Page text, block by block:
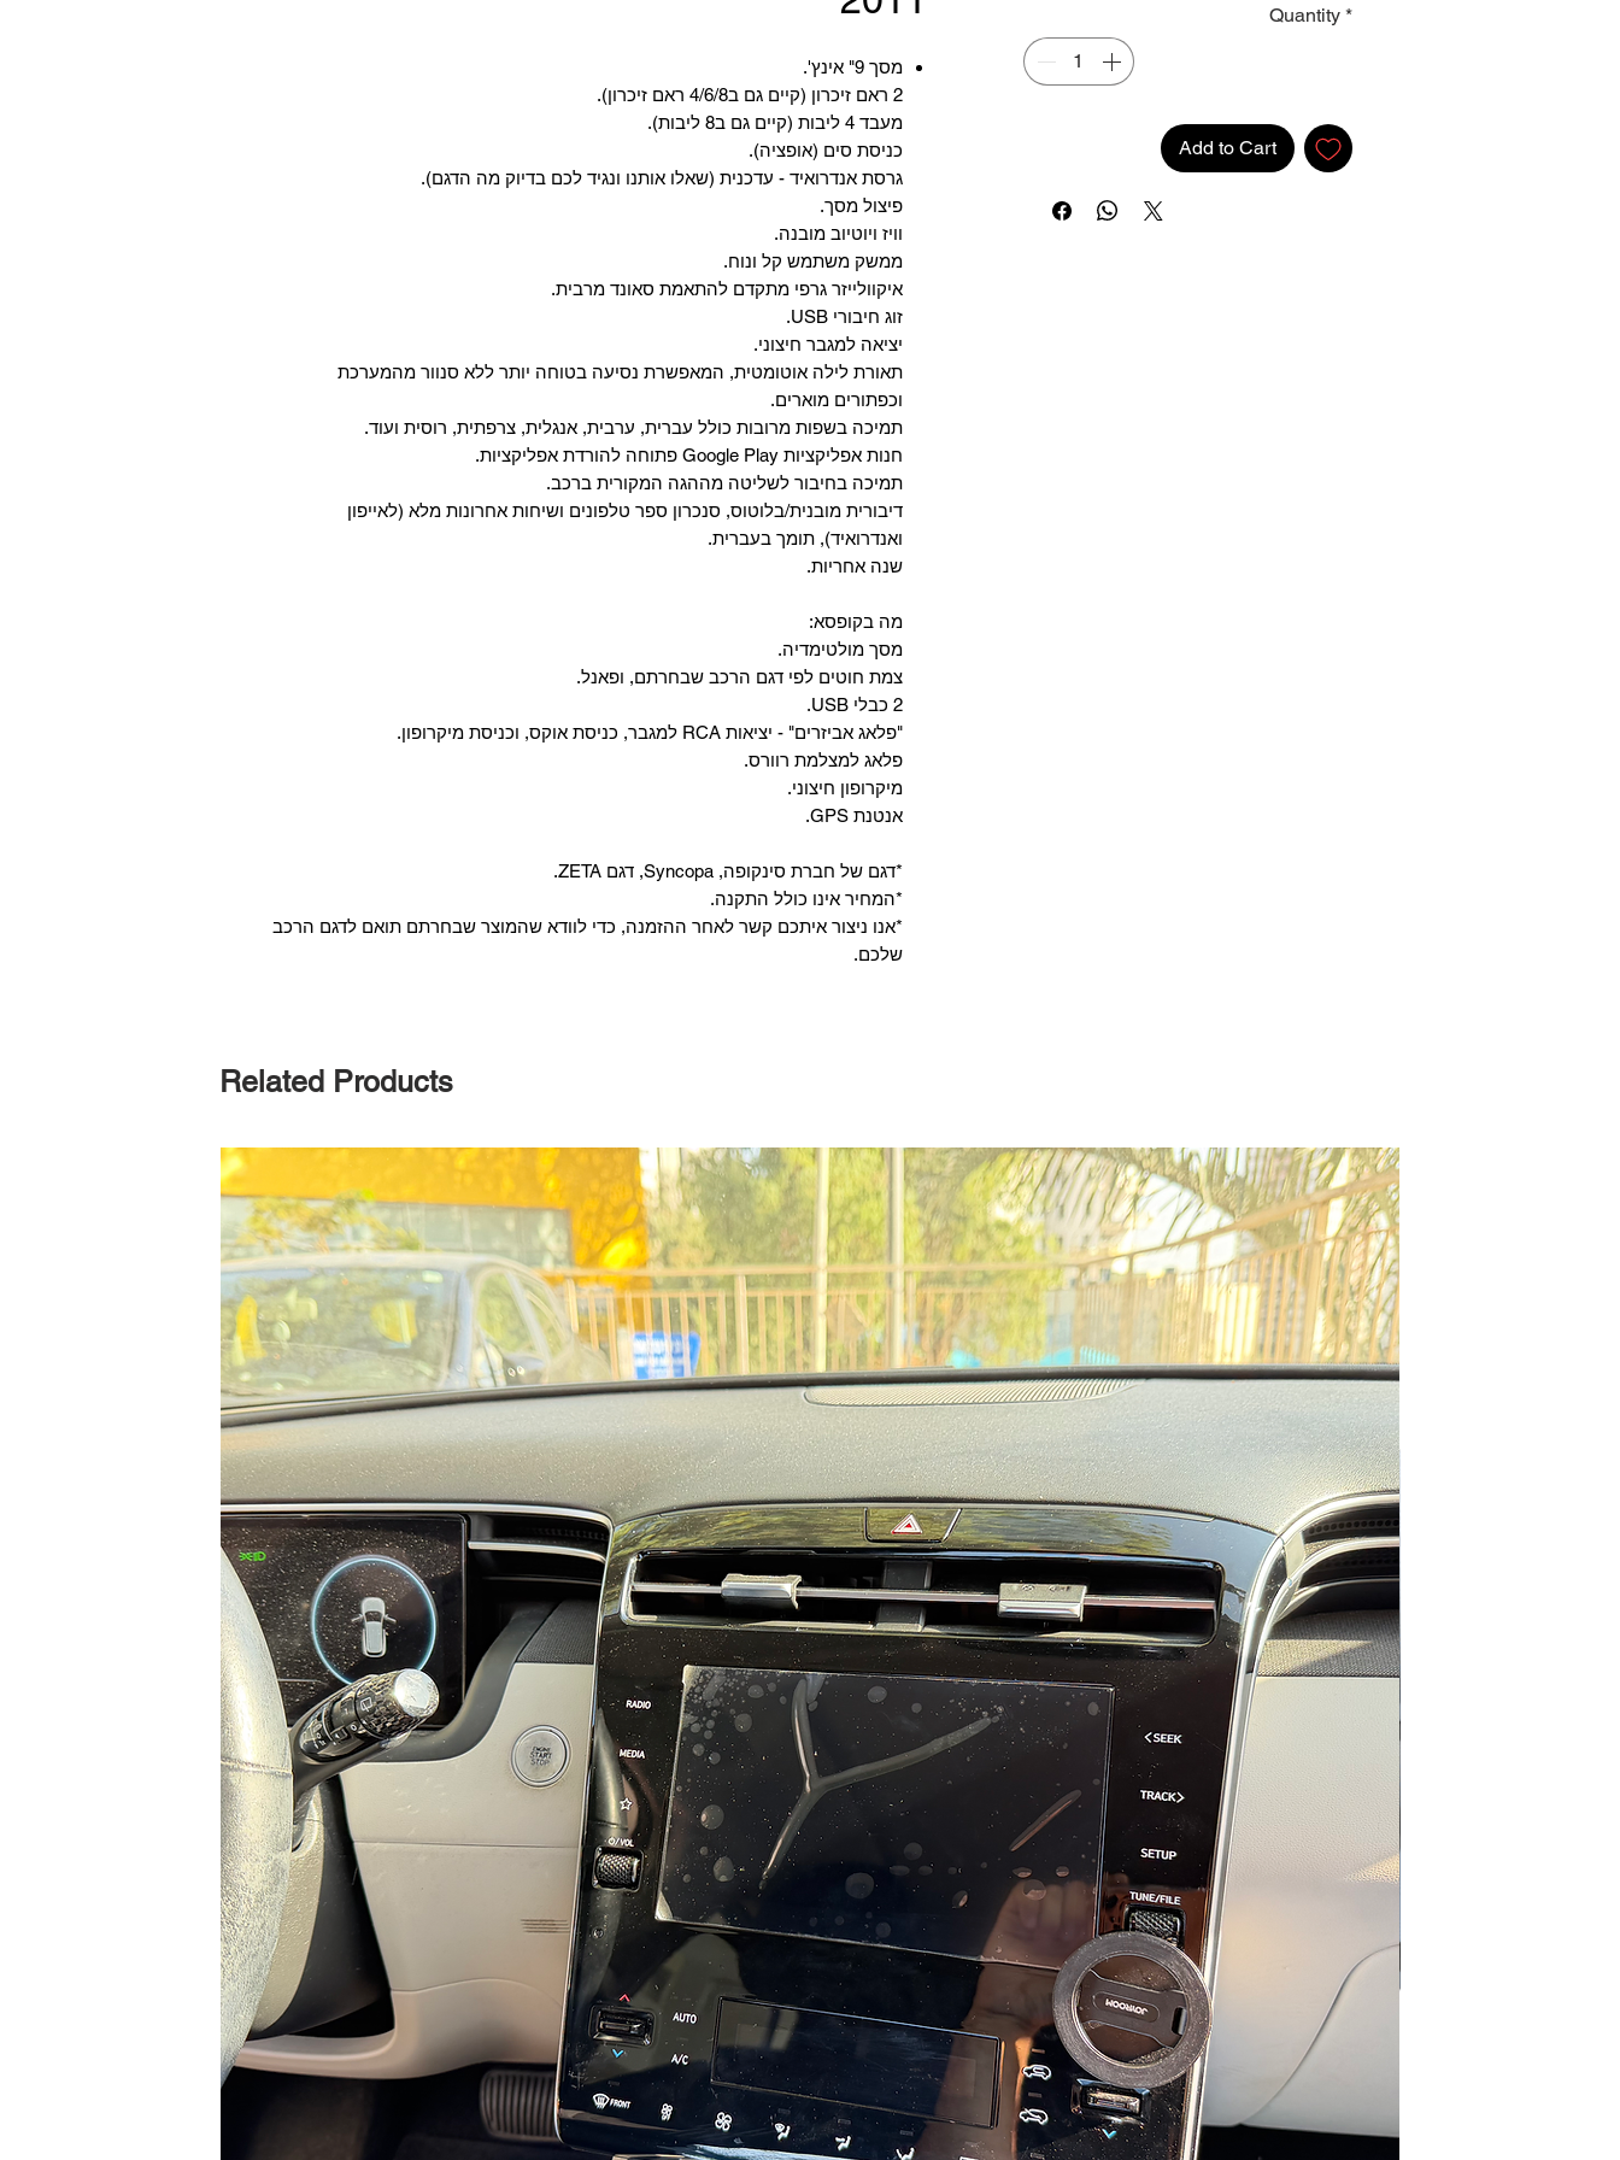
מסך 9" אינץ'.
2 ראם זיכרון (קיים גם ב4/6/8 ראם זיכרון).
מעבד 4 ליבות (קיים גם ב8 ליבות).
כניסת סים (אופציה).
גרסת אנדרואיד - עדכנית (שאלו אותנו ונגיד לכם בדיוק מה הדגם).
פיצול מסך.
וויז ויוטיוב מובנה.
ממשק משתמש קל ונוח.
איקוולייזר גרפי מתקדם להתאמת סאונד מרבית.
זוג חיבורי USB.
יציאה למגבר חיצוני.
תאורת לילה אוטומטית, המאפשרת נסיעה בטוחה יותר ללא סנוור מהמערכת
וכפתורים מוארים.
תמיכה בשפות מרובות כולל עברית, ערבית, אנגלית, צרפתית, רוסית ועוד.
‏חנות אפליקציות Google Play פתוחה להורדת אפליקציות.
‏תמיכה בחיבור לשליטה מההגה המקורית ברכב.
‏דיבורית מובנית/בלוטוס, ‏סנכרון ספר טלפונים ושיחות אחרונות מלא (לאייפון
ואנדרואיד), תומך בעברית.
שנה אחריות.
מה בקופסא:
מסך מולטימדיה.
צמת חוטים לפי דגם הרכב שבחרתם, ופאנל.
2 כבלי USB.
"פלאג אביזרים" - יציאות RCA למגבר, כניסת אוקס, וכניסת מיקרופון.
פלאג למצלמת רוורס.
מיקרופון חיצוני.
אנטנת GPS.
*דגם של חברת סינקופה, Syncopa, דגם ZETA.
*המחיר אינו כולל התקנה.
*אנו ניצור איתכם קשר לאחר ההזמנה, כדי לוודא שהמוצר שבחרתם תואם לדגם הרכב
שלכם.
Quantity *
Add to Cart
Related Products